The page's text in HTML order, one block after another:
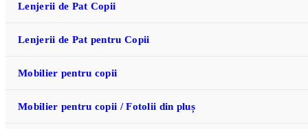
Lenjerii de Pat Copii
Lenjerii de Pat pentru Copii
Mobilier pentru copii
Mobilier pentru copii / Fotolii din pluș